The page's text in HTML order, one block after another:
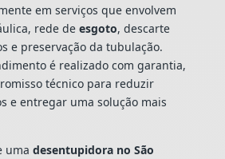
em serviços que envolvem
rede de esgoto, descarte
e preservação da tubulação.
é realizado com garantia,
técnico para reduzir
e entregar uma solução mais
uma desentupidora no São